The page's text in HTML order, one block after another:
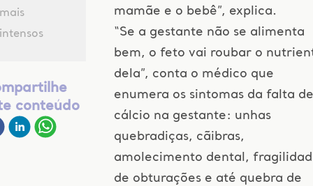
mais
intensos
conteúdo
mamãe e o bebê”, explica.
“Se a gestante não se alimenta
bem, o feto vai roubar o
dela”, conta o médico que
enumera os sintomas da falta de
cálcio na gestante: unhas
quebradiças, cãibras,
amolecimento dental,
de obturações e até quebra de